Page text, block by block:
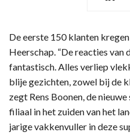
De eerste 150 klanten
Heerschap. “De reacties van
fantastisch. Alles verliep
blije gezichten, zowel bij de
zegt Rens Boonen, de
filiaal in het zuiden van het
jarige vakkenvuller in deze